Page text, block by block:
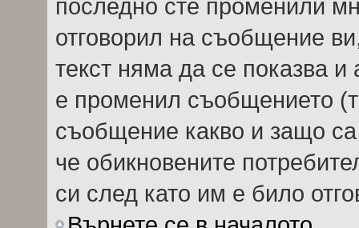
последно сте променили
отговорил на съобщение
текст няма да се показва
е променил съобщението
съобщение какво и защо
че обикновените
си след като им е било